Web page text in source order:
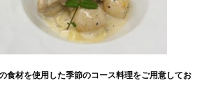
食材を使用した季節のコース料理をご用意してお